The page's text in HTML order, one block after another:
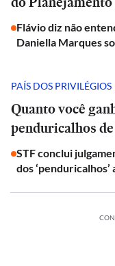
Flávio diz não
Daniella Marques
PAÍS DOS PRIVILÉGIOS
Quanto você
penduricalhos
STF conclui
dos